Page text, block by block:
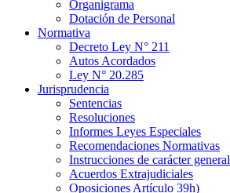
Organigrama
Dotación de Personal
Normativa
Decreto Ley N° 211
Autos Acordados
Ley N° 20.285
Jurisprudencia
Sentencias
Resoluciones
Informes Leyes Especiales
Recomendaciones Normativas
Instrucciones de carácter general
Acuerdos Extrajudiciales
Oposiciones Artículo 39h)